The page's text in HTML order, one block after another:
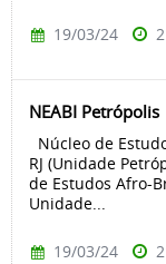
19/03/24
NEABI Petrópolis
Núcleo de
RJ (Unidade
de Estudos Afro-
Unidade...
19/03/24